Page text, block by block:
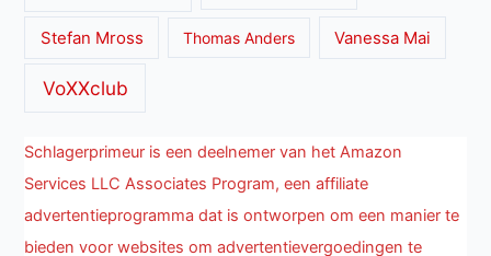
Stefan Mross Thomas Anders Vanessa Mai
VoXXclub
Schlagerprimeur is een deelnemer van het Amazon
Services LLC Associates Program, een affiliate
advertentieprogramma dat is ontworpen om een manier te
bieden voor websites om advertentievergoedingen te